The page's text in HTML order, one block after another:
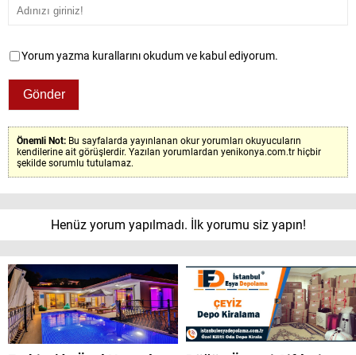
Yorum yazma kurallarını okudum ve kabul ediyorum.
Önemli Not: Bu sayfalarda yayınlanan okur yorumları okuyucuların
kendilerine ait görüşlerdir. Yazılan yorumlardan yenikonya.com.tr hiçbir
şekilde sorumlu tutulamaz.
Henüz yorum yapılmadı. İlk yorumu siz yapın!